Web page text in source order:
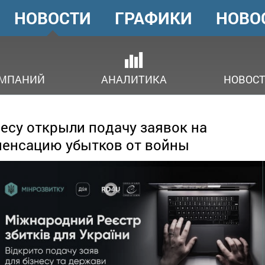
ГОЛОВНЕ
МЕНЮ
НОВОСТИ
АНАЛИТИКА
ГРАФИКИ
открыли подачу заявок на
убытков от войны